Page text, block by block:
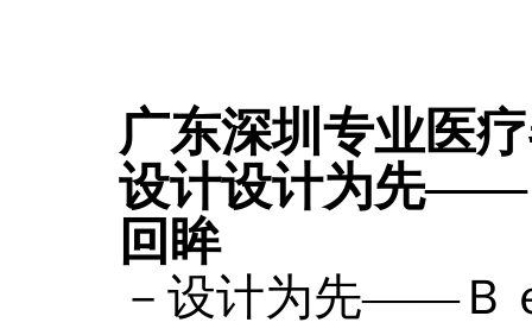
广东深圳专业医
设计设计为先――
回眸
－设计为先――Ｂ